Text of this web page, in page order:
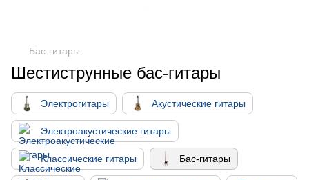
Бас-гитары
Шестиструнные бас-гитары
Электрогитары Акустические гитары
Электроакустические гитары
Классические гитары Бас-гитары